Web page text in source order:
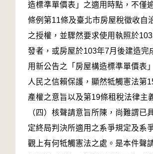
造標準單價表」之適用時點，不僅
條例第11條及臺北市房屋稅徵收自
之授權，並驟然要求使用執照於
發者，或房屋於103年7月後建造完
用新公告之「房屋構造標準單價表
人民之信賴保護，顯然牴觸憲法第
產權之意旨以及第19條租稅法律主
（四）核聲請意旨所陳，尚難謂已
定終局判決所適用之系爭規定及系
觀上有何牴觸憲法之處。是本件聲